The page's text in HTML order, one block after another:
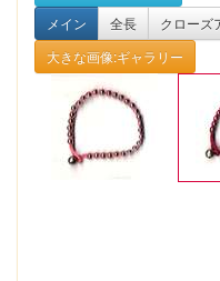
メイン
全長 クローズ
大きな画像:ギャラリー